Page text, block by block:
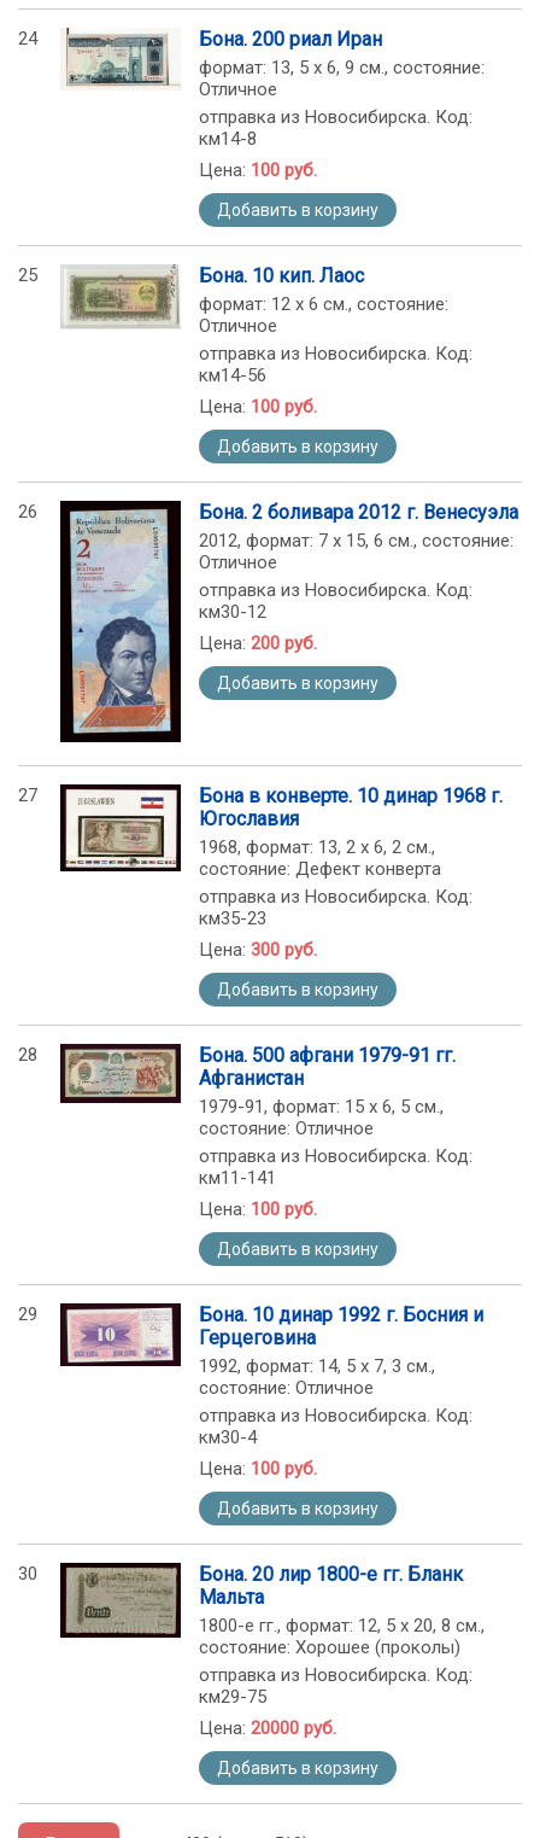
24 Бона. 200 риал Иран
формат: 13, 5 х 6, 9 см., состояние:
Отличное
отправка из Новосибирска. Код:
км14-8
Цена: 100 руб.
Добавить в корзину
25 Бона. 10 кип. Лаос
формат: 12 х 6 см., состояние:
Отличное
отправка из Новосибирска. Код:
км14-56
Цена: 100 руб.
Добавить в корзину
26 Бона. 2 боливара 2012 г. Венесуэла
2012, формат: 7 х 15, 6 см., состояние:
Отличное
отправка из Новосибирска. Код:
км30-12
Цена: 200 руб.
Добавить в корзину
27
Бона в конверте. 10 динар 1968 г.
Югославия
1968, формат: 13, 2 х 6, 2 см.,
состояние: Дефект конверта
отправка из Новосибирска. Код:
км35-23
Цена: 300 руб.
Добавить в корзину
28
Бона. 500 афгани 1979-91 гг.
Афганистан
1979-91, формат: 15 х 6, 5 см.,
состояние: Отличное
отправка из Новосибирска. Код:
км11-141
Цена: 100 руб.
Добавить в корзину
29
Бона. 10 динар 1992 г. Босния и
Герцеговина
1992, формат: 14, 5 х 7, 3 см.,
состояние: Отличное
отправка из Новосибирска. Код:
км30-4
Цена: 100 руб.
Добавить в корзину
30
Бона. 20 лир 1800-е гг. Бланк
Мальта
1800-е гг., формат: 12, 5 х 20, 8 см.,
состояние: Хорошее (проколы)
отправка из Новосибирска. Код:
км29-75
Цена: 20000 руб.
Добавить в корзину